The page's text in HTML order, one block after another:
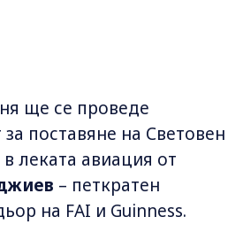
ще се проведе
поставяне на Световен
леката авиация от
– петкратен
на FAI и Guinness.